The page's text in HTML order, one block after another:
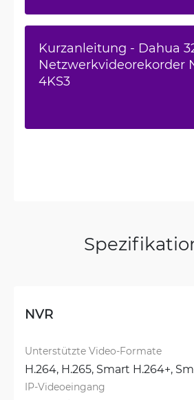
Kurzanleitung - Dahua
Netzwerkvideorekorder
4KS3
NVR
Unterstützte Video-Formate
H.264, H.265, Smart H.264+,
IP-Videoeingang